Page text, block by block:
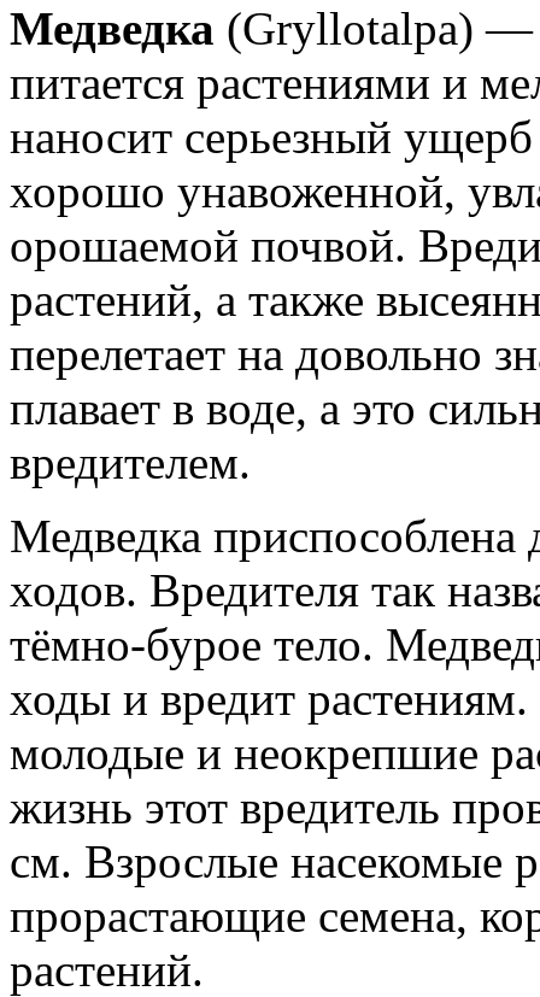
Медведка (Gryllotalpa) —
питается растениями и
наносит серьезный
хорошо унавоженной,
орошаемой почвой.
растений, а также
перелетает на довольно
плавает в воде, а это
вредителем.
Медведка
ходов. Вредителя так
тёмно-бурое тело.
ходы и вредит
молодые и неокрепшие
жизнь этот вредитель
см. Взрослые насекомые
прорастающие семена,
растений.